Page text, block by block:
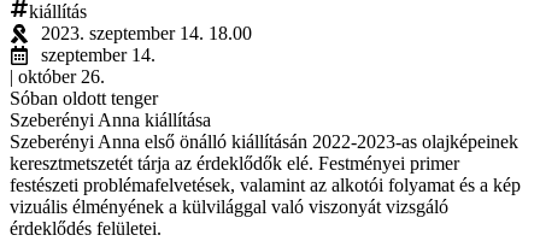
kiállítás
2023. szeptember 14. 18.00
szeptember 14.
| október 26.
Sóban oldott tenger
Szeberényi Anna kiállítása
Szeberényi Anna első önálló kiállításán 2022-2023-as olajképeinek
keresztmetszetét tárja az érdeklődők elé. Festményei primer
festészeti problémafelvetések, valamint az alkotói folyamat és a kép
vizuális élményének a külvilággal való viszonyát vizsgáló
érdeklődés felületei.